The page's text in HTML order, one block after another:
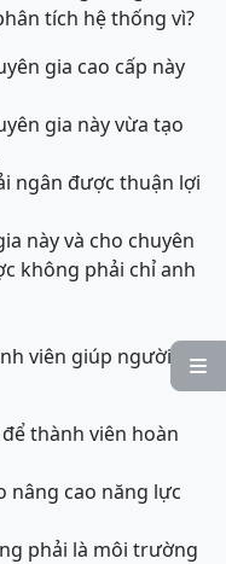

tích hệ thống vì?
gia cao cấp này
gia này vừa tạo
ngân được thuận lợi
này và cho chuyên
không phải chỉ anh
viên giúp người
thành viên hoàn
nâng cao năng lực
phải là môi trường